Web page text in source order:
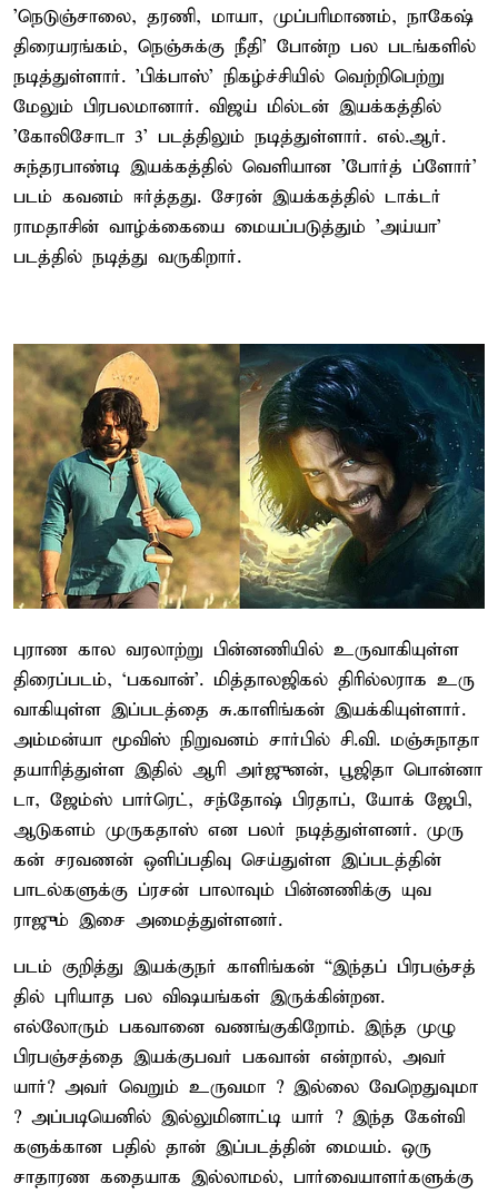
'நெடுஞ்சாலை, தரணி, மாயா, முப்பரிமாணம், நாகேஷ்
திரையரங்கம், நெஞ்சுக்கு நீதி' போன்ற பல படங்களில்
நடித்துள்ளார். 'பிக்பாஸ்' நிகழ்ச்சியில் வெற்றிபெற்று
மேலும் பிரபலமானார். விஜய் மில்டன் இயக்கத்தில்
'கோலிசோடா 3' படத்திலும் நடித்துள்ளார். எல்.ஆர்.
சுந்தரபாண்டி இயக்கத்தில் வெளியான 'போர்த் ப்ளோர்'
படம் கவனம் ஈர்த்தது. சேரன் இயக்கத்தில் டாக்டர்
ராமதாசின் வாழ்க்கையை மையப்படுத்தும் 'அய்யா'
படத்தில் நடித்து வருகிறார்.
புராண கால வரலாற்று பின்​னணி​யில் உரு​வாகி​யுள்ள
திரைப்​படம், ‘பக​வான்’. மித்​தாலஜிகல் திரில்​ல​ராக உரு​
வாகி​யுள்ள இப்படத்தை சு.​காளிங்​கன் இயக்​கி​யுள்​ளார்.
அம்​மன்யா மூவிஸ் நிறு​வனம் சார்​பில் சி.​வி. மஞ்​சு​நாதா
தயாரித்துள்ள இதில் ஆரி அர்​ஜுனன், பூஜிதா பொன்​னா​
டா, ஜேம்ஸ் பார்​ரெட், சந்​தோஷ் பிர​தாப், யோக் ஜேபி,
ஆடு​களம் முருக​தாஸ் என பலர் நடித்​துள்​ளனர். முரு​
கன் சரவணன் ஒளிப்பதிவு செய்​துள்ள இப்​படத்​தின்
பாடல்​களுக்கு ப்ரசன் பாலாவும் பின்​னணிக்கு யுவ​
ராஜும் இசை அமைத்​துள்​ளனர்.
படம் குறித்து இயக்​குநர் காளிங்​கன் “இந்​தப் பிரபஞ்சத்​
தில் புரி​யாத பல விஷ​யங்​கள் இருக்​கின்​றன.
எல்லோரும் பகவானை வணங்​கு​கிறோம். இந்த முழு
பிரபஞ்சத்தை இயக்குபவர் பகவான் என்​றால், அவர்
யார்? அவர் வெறும் உருவமா ? இல்லை வேறெது​வு​மா
? அப்​படி​யெனில் இல்லுமினாட்டி யார் ? இந்த கேள்வி​
களுக்​கான பதில் தான் இப்படத்​தின் மையம். ஒரு
சாதாரண கதை​யாக இல்​லாமல், பார்வையாளர்​களுக்கு